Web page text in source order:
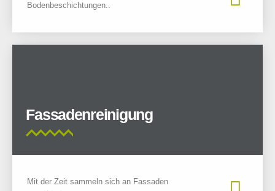
Bodenbeschichtungen..
Fassadenreinigung
Mit der Zeit sammeln sich an Fassaden